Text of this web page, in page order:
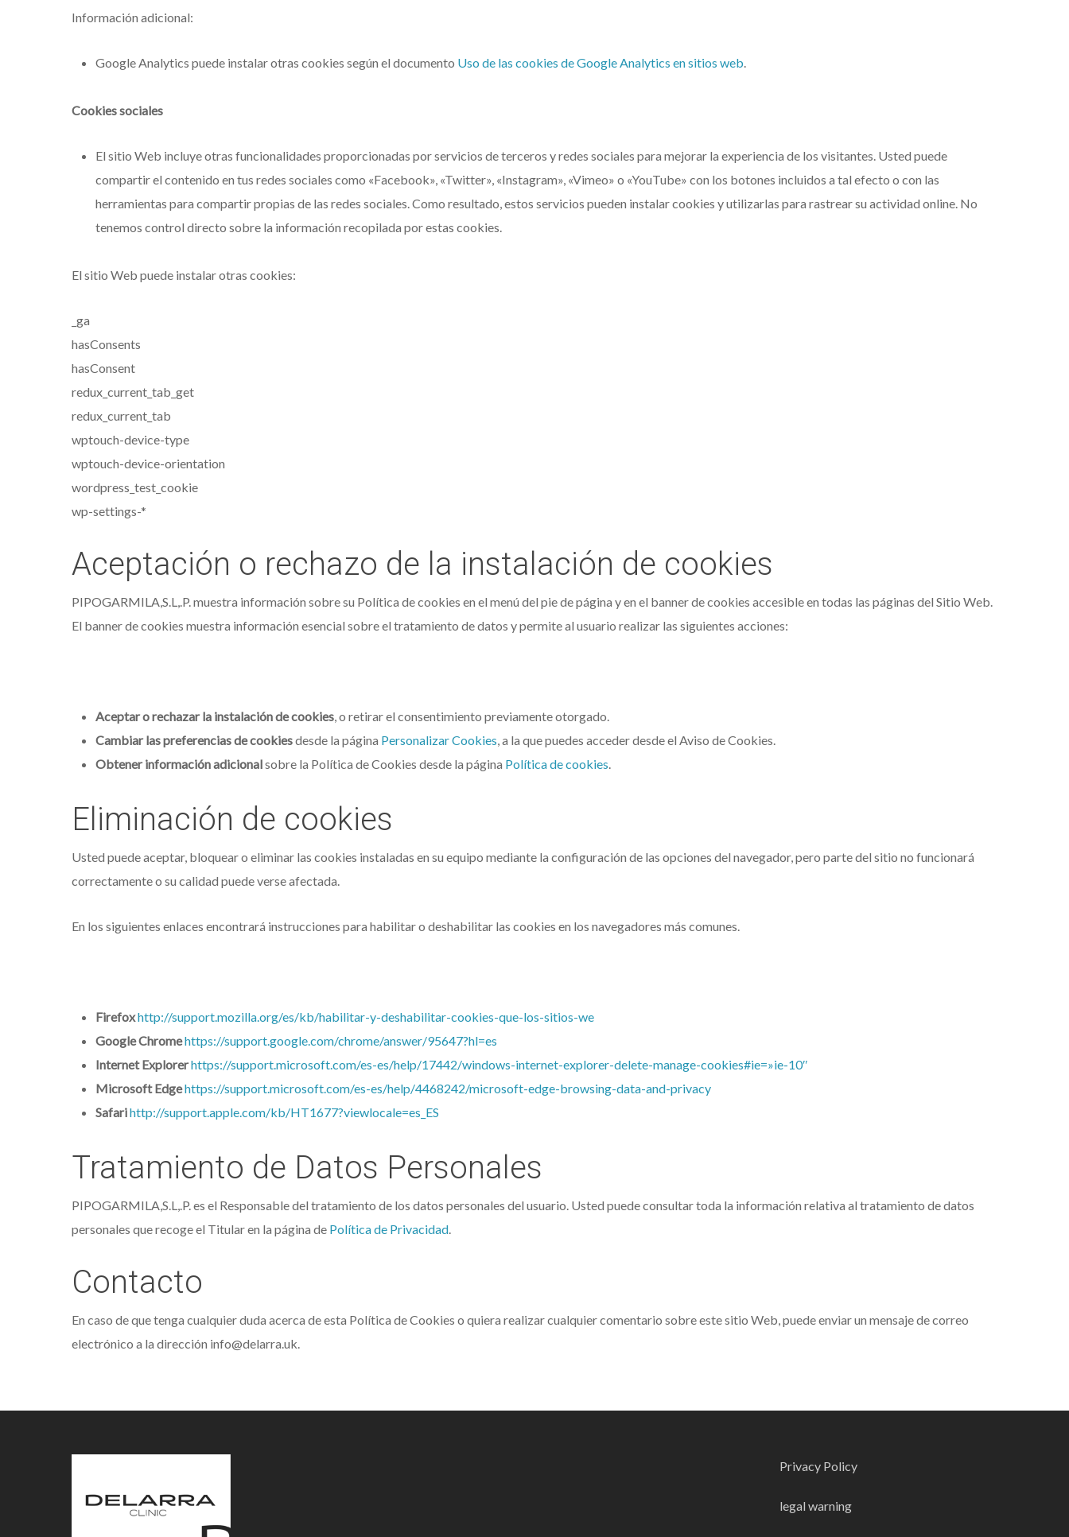
Información adicional:
Google Analytics puede instalar otras cookies según el documento Uso de las cookies de Google Analytics en sitios web
Cookies sociales
El sitio Web incluye otras funcionalidades proporcionadas por servicios de terceros y redes sociales para mejorar la experiencia de los visitantes. Usted puede
compartir el contenido en tus redes sociales como «Facebook», «Twitter», «Instagram», «Vimeo» o «YouTube» con los botones incluidos a tal efecto o con las
herramientas para compartir propias de las redes sociales. Como resultado, estos servicios pueden instalar cookies y utilizarlas para rastrear su actividad online. No
tenemos control directo sobre la información recopilada por estas cookies.
El sitio Web puede instalar otras cookies:
_ga
hasConsents
hasConsent
redux_current_tab_get
redux_current_tab
wptouch-device-type
wptouch-device-orientation
wordpress_test_cookie
wp-settings-*
Aceptación o rechazo de la instalación de cookies
PIPOGARMILA,S.L,.P. muestra información sobre su Política de cookies en el menú del pie de página y en el banner de cookies accesible en todas las páginas del Sitio Web.
El banner de cookies muestra información esencial sobre el tratamiento de datos y permite al usuario realizar las siguientes acciones:
Aceptar o rechazar la instalación de cookies , o retirar el consentimiento previamente otorgado.
Cambiar las preferencias de cookiesdesde la página Personalizar Cookies , a la que puedes acceder desde el Aviso de Cookies.
Obtener información adicionalsobre la Política de Cookies desde la página Política de cookies
Eliminación de cookies
Usted puede aceptar, bloquear o eliminar las cookies instaladas en su equipo mediante la configuración de las opciones del navegador, pero parte del sitio no funcionará
correctamente o su calidad puede verse afectada.
En los siguientes enlaces encontrará instrucciones para habilitar o deshabilitar las cookies en los navegadores más comunes.
Firefoxhttp://support.mozilla.org/es/kb/habilitar-y-deshabilitar-cookies-que-los-sitios-we
Google Chromehttps://support.google.com/chrome/answer/95647?hl=es
Internet Explorerhttps://support.microsoft.com/es-es/help/17442/windows-internet-explorer-delete-manage-cookies#ie=»ie-10″
Microsoft Edgehttps://support.microsoft.com/es-es/help/4468242/microsoft-edge-browsing-data-and-privacy
Safarihttp://support.apple.com/kb/HT1677?viewlocale=es_ES
Tratamiento de Datos Personales
PIPOGARMILA,S.L,.P. es el Responsable del tratamiento de los datos personales del usuario. Usted puede consultar toda la información relativa al tratamiento de datos
personales que recoge el Titular en la página de Política de Privacidad
Contacto
En caso de que tenga cualquier duda acerca de esta Política de Cookies o quiera realizar cualquier comentario sobre este sitio Web, puede enviar un mensaje de correo
electrónico a la dirección info@delarra.uk.
Privacy Policy
legal warning